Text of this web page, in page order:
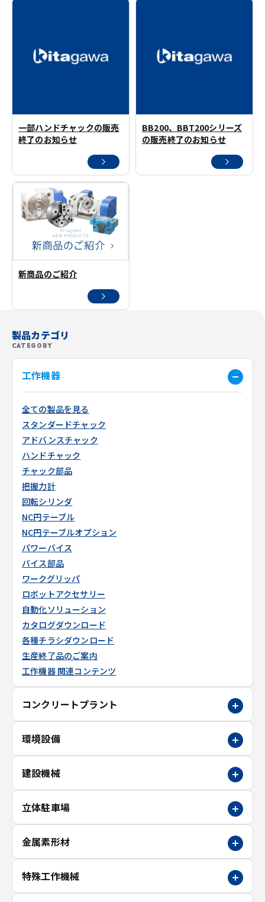
製品カテゴリ
CATEGORY
工作機器
全ての製品を見る
スタンダードチャック
アドバンスチャック
ハンドチャック
チャック部品
把握力計
回転シリンダ
NC円テーブル
NC円テーブルオプション
パワーバイス
バイス部品
ワークグリッパ
ロボットアクセサリー
自動化ソリューション
カタログダウンロード
各種チラシダウンロード
生産終了品のご案内
工作機器 関連コンテンツ
コンクリートプラント
環境設備
建設機械
立体駐車場
金属素形材
特殊工作機械
一部ハンドチャックの販売
終了のお知らせ
BB200、BBT200シリーズ
の販売終了のお知らせ
新商品のご紹介